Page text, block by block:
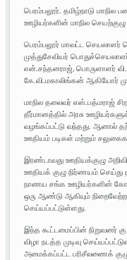
பெரம்பலூர். தமிழ்நாடு
ஊழியர்களின் மாநில
பெரம்பலூர் மாவட்ட செயலாளர்
முத்துசேவியர்
என்.சந்தனராஜ், பொருளாளர்
கே.வி.மகாலிங்கன் ஆகியோர்
மாநில தலைவர் எஸ்.பத்மராஜ்
தீர்மானத்தில் அரசு
வழங்கப்பட்டு வந்தது. ஆனால்
ஊதியம் படிகள் மற்றும்
இரண்டாவது ஊதியக்குழு
ஊதியக் குழு நிர்ணயம் செய்து
நாணய சங்க ஊழியர்களின்
ஒரு ஆண்டு ஆகியும்
செய்யப்பட்டுள்ளது.
இந்த கூட்டமைப்பின் நிறுவனர்
விழா நடத்த முடிவு
அமைக்கப்பட்ட பரிசீலணைக்